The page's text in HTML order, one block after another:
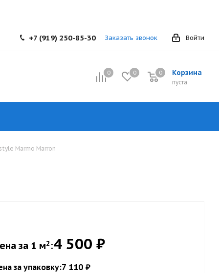
Войти
+7 (919) 250-85-30 Заказать звонок
0 0 Корзина
0
пуста
0
Marmo Marron
за 1 м2 :4 500 ₽
за упаковку:7 110 ₽